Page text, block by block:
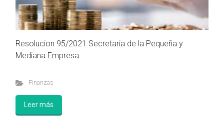
Resolucion 95/2021 Secretaria de la Pequeña y
Mediana Empresa
Finanzas
Leer más